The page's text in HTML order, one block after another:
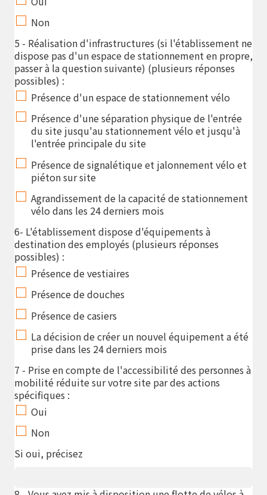
Non
5 - Réalisation d'infrastructures (si l'établissement ne
dispose pas d'un espace de stationnement en propre,
passer à la question suivante) (plusieurs réponses
possibles) :
Présence d'un espace de stationnement vélo
Présence d'une séparation physique de l'entrée
du site jusqu'au stationnement vélo et jusqu'à
l'entrée principale du site
Présence de signalétique et jalonnement vélo et
piéton sur site
Agrandissement de la capacité de stationnement
vélo dans les 24 derniers mois
6- L'établissement dispose d'équipements à
destination des employés (plusieurs réponses
possibles) :
Présence de vestiaires
Présence de douches
Présence de casiers
La décision de créer un nouvel équipement a été
prise dans les 24 derniers mois
7 - Prise en compte de l'accessibilité des personnes à
mobilité réduite sur votre site par des actions
spécifiques :
Oui
Non
Si oui, précisez